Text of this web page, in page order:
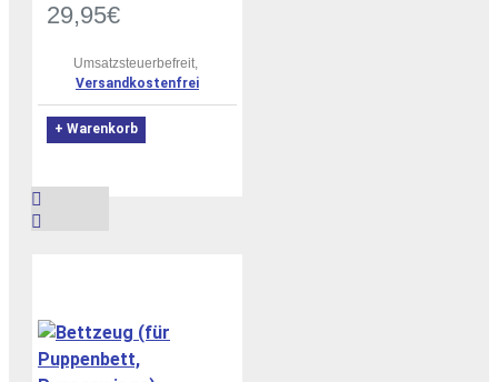
29,95€
Umsatzsteuerbefreit,
Versandkostenfrei
+ Warenkorb